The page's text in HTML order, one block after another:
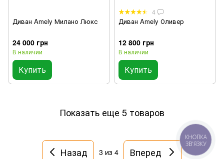
Диван Amely Милано Люкс
24 000 грн
В наличии
Купить
4
Диван Amely Оливер
12 800 грн
В наличии
Купить
Показать еще 5 товаров
Назад 3 из 4 Вперед
КНОПКА
ЗВ'ЯЗКУ